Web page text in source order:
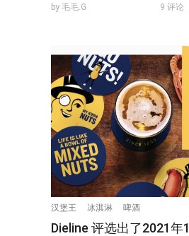
by 毛毛.G 9 评论
汉堡王 冰淇淋 啤酒
Dieline 评选出了2021年